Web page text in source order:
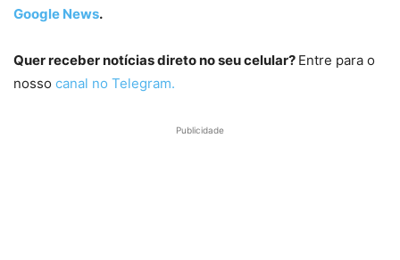
Google News.
Quer receber notícias direto no seu celular? Entre para o
nosso canal no Telegram.
Publicidade